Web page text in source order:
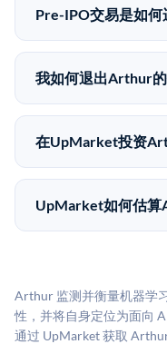
自2019年以来已经纪
味着没有公开市场可
可能全部损失的准备
可能大幅波动。投资
Pre-IPO交易是如何
在Pre-IPO交易中，
股东（如员工、早期
为FINRA注册的经纪
理合规、文件和结算
我如何退出Arthur
Pre-IPO持股主要有
售给其他买家，或持
市场条件。任何退出
做好多年持有的准备
在UpMarket投资
UpMarket上大多数
50,000美元。具体金
UpMarket如何估算
司可比倍数应用私有
息不对称。此估值不
Arthur 监测并衡量机器学
性，并将自身定位为面向
通过 UpMarket 获取 Arthur